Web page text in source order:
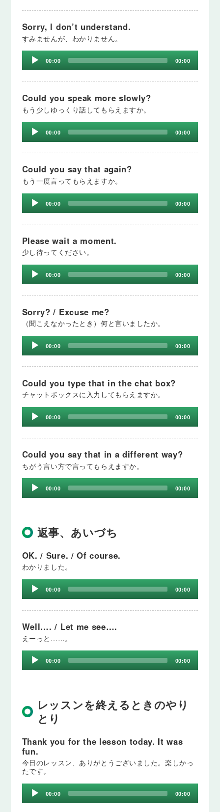
Sorry, I don’t understand.
すみませんが、わかりません。
Audio
Player00:00 00:00
Could you speak more slowly?
もう少しゆっくり話してもらえますか。
Audio
Player00:00 00:00
Could you say that again?
もう一度言ってもらえますか。
Audio
Player00:00 00:00
Please wait a moment.
少し待ってください。
Audio
Player00:00 00:00
Sorry? / Excuse me?
（聞こえなかったとき）何と言いましたか。
Audio
Player00:00 00:00
Could you type that in the chat box?
チャットボックスに入力してもらえますか。
Audio
Player00:00 00:00
Could you say that in a different way?
ちがう言い方で言ってもらえますか。
Audio
Player00:00 00:00
返事、あいづち
OK. / Sure. / Of course.
わかりました。
Audio
Player00:00 00:00
Well…. / Let me see….
えーっと……。
Audio
Player00:00 00:00
レッスンを終えるときのやり
とり
Thank you for the lesson today. It was
fun.
今日のレッスン、ありがとうございました。楽しかっ
たです。
Audio
Player00:00 00:00